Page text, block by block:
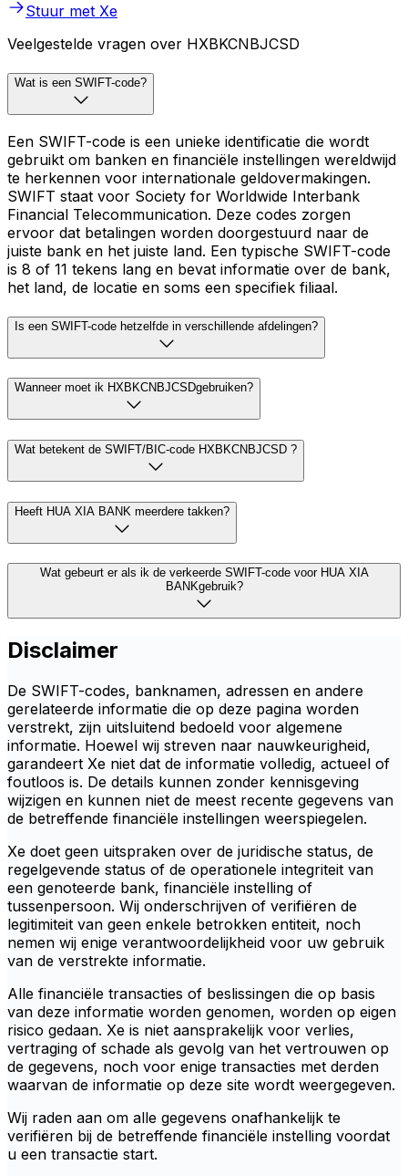
Stuur met Xe
Veelgestelde vragen over HXBKCNBJCSD
Wat is een SWIFT-code?
Een SWIFT-code is een unieke identificatie die wordt
gebruikt om banken en financiële instellingen wereldwijd
te herkennen voor internationale geldovermakingen.
SWIFT staat voor Society for Worldwide Interbank
Financial Telecommunication. Deze codes zorgen
ervoor dat betalingen worden doorgestuurd naar de
juiste bank en het juiste land. Een typische SWIFT-code
is 8 of 11 tekens lang en bevat informatie over de bank,
het land, de locatie en soms een specifiek filiaal.
Is een SWIFT-code hetzelfde in verschillende afdelingen?
Wanneer moet ik HXBKCNBJCSDgebruiken?
Wat betekent de SWIFT/BIC-code HXBKCNBJCSD ?
Heeft HUA XIA BANK meerdere takken?
Wat gebeurt er als ik de verkeerde SWIFT-code voor HUA XIA
BANKgebruik?
Disclaimer
De SWIFT-codes, banknamen, adressen en andere
gerelateerde informatie die op deze pagina worden
verstrekt, zijn uitsluitend bedoeld voor algemene
informatie. Hoewel wij streven naar nauwkeurigheid,
garandeert Xe niet dat de informatie volledig, actueel of
foutloos is. De details kunnen zonder kennisgeving
wijzigen en kunnen niet de meest recente gegevens van
de betreffende financiële instellingen weerspiegelen.
Xe doet geen uitspraken over de juridische status, de
regelgevende status of de operationele integriteit van
een genoteerde bank, financiële instelling of
tussenpersoon. Wij onderschrijven of verifiëren de
legitimiteit van geen enkele betrokken entiteit, noch
nemen wij enige verantwoordelijkheid voor uw gebruik
van de verstrekte informatie.
Alle financiële transacties of beslissingen die op basis
van deze informatie worden genomen, worden op eigen
risico gedaan. Xe is niet aansprakelijk voor verlies,
vertraging of schade als gevolg van het vertrouwen op
de gegevens, noch voor enige transacties met derden
waarvan de informatie op deze site wordt weergegeven.
Wij raden aan om alle gegevens onafhankelijk te
verifiëren bij de betreffende financiële instelling voordat
u een transactie start.